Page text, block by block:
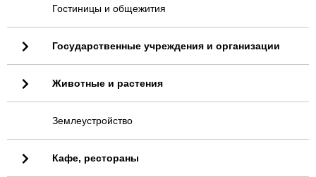
Гостиницы и общежития
Государственные учреждения и организации
Животные и растения
Землеустройство
Кафе, рестораны